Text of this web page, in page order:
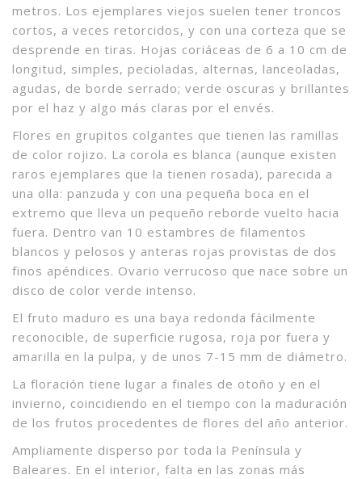
metros. Los ejemplares viejos suelen tener troncos
cortos, a veces retorcidos, y con una corteza que se
desprende en tiras. Hojas coriáceas de 6 a 10 cm de
longitud, simples, pecioladas, alternas, lanceoladas,
agudas, de borde serrado; verde oscuras y brillantes
por el haz y algo más claras por el envés.
Flores en grupitos colgantes que tienen las ramillas
de color rojizo. La corola es blanca (aunque existen
raros ejemplares que la tienen rosada), parecida a
una olla: panzuda y con una pequeña boca en el
extremo que lleva un pequeño reborde vuelto hacia
fuera. Dentro van 10 estambres de filamentos
blancos y pelosos y anteras rojas provistas de dos
finos apéndices. Ovario verrucoso que nace sobre un
disco de color verde intenso.
El fruto maduro es una baya redonda fácilmente
reconocible, de superficie rugosa, roja por fuera y
amarilla en la pulpa, y de unos 7-15 mm de diámetro.
La floración tiene lugar a finales de otoño y en el
invierno, coincidiendo en el tiempo con la maduración
de los frutos procedentes de flores del año anterior.
Ampliamente disperso por toda la Península y
Baleares. En el interior, falta en las zonas más